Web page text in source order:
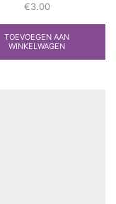
€3.00
TOEVOEGEN AAN
WINKELWAGEN